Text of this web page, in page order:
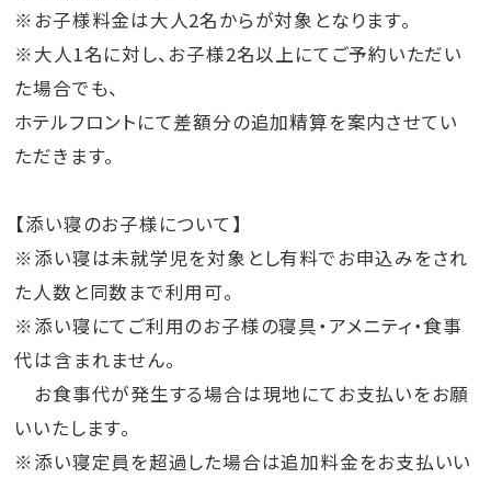
※お子様料金は大人2名からが対象となります。
※大人1名に対し、お子様2名以上にてご予約いただい
た場合でも、
ホテルフロントにて差額分の追加精算を案内させてい
ただきます。
【添い寝のお子様について】
※添い寝は未就学児を対象とし有料でお申込みをされ
た人数と同数まで利用可。
※添い寝にてご利用のお子様の寝具・アメニティ・食事
代は含まれません。
お食事代が発生する場合は現地にてお支払いをお願
いいたします。
※添い寝定員を超過した場合は追加料金をお支払いい